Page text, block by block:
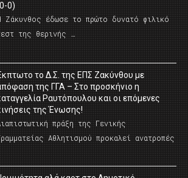
0)
Ζάκυνθος έδωσε το πρώτο δυνατό φιλικό
της θερινής …
το Δ.Σ. της ΕΠΣ Ζακύνθου με
της ΓΓΑ – Στο προσκήνιο η
Ραυτόπουλου και οι επόμενες
της Ένωσης!
πράξη της Γενικής
Αθλητισμού προκαλεί ανατροπές